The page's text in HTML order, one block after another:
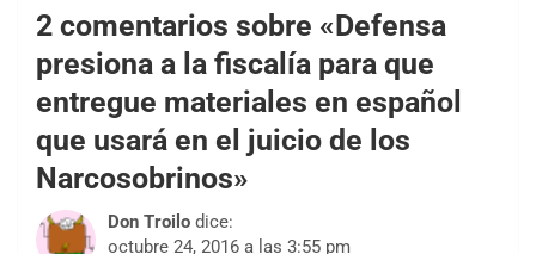
2 comentarios sobre «Defensa
presiona a la fiscalía para que
entregue materiales en español
que usará en el juicio de los
Narcosobrinos»
Don Troilo dice:
octubre 24, 2016 a las 3:55 pm